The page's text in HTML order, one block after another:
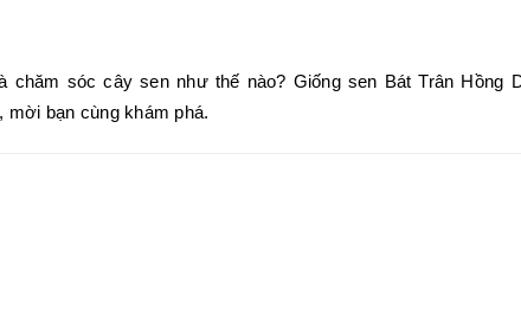
chăm sóc cây sen như thế nào? Giống sen Bát Trân Hồng
mời bạn cùng khám phá.